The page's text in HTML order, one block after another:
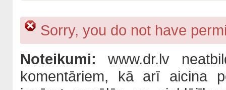
Sorry, you do not have
Noteikumi:www.dr.lv
komentāriem, kā arī aicina